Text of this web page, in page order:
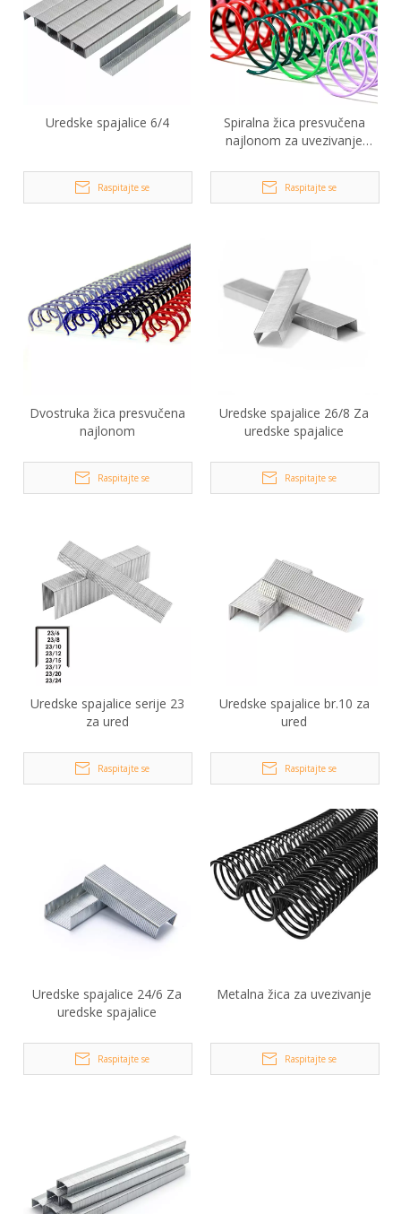
Uredske spajalice 6/4
Raspitajte se
Spiralna žica presvučena
najlonom za uvezivanje
Raspitajte se
Dvostruka žica presvučena
najlonom
Raspitajte se
Uredske spajalice 26/8 Za
uredske spajalice
Raspitajte se
Uredske spajalice serije 23
za ured
Raspitajte se
Uredske spajalice br.10 za
ured
Raspitajte se
Uredske spajalice 24/6 Za
uredske spajalice
Raspitajte se
Metalna žica za uvezivanje
Raspitajte se